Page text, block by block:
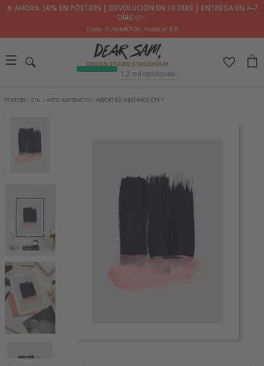
🌟 AHORA: 30% EN PÓSTERS ┃ DEVOLUCIÓN EN 30 DÍAS ┃ ENTREGA EN 2–7
DÍAS 📦✨
Code: SUMMER30, hasta el 8/8
PÓSTERS / STIL / ARTE ABSTRACTO / ASSORTED ABSTRACTION 1